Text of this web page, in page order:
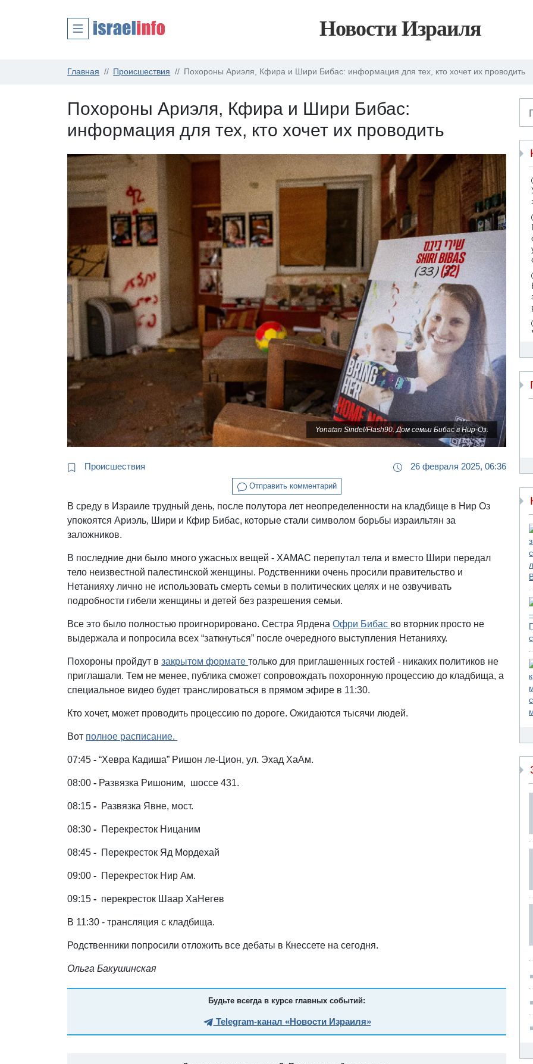
Новости Израиля
Главная Происшествия Похороны Ариэля, Кфира и Шири Бибас: информация для тех, кто хочет их проводить
Похороны Ариэля, Кфира и Шири Бибас:
информация для тех, кто хочет их проводить
Yonatan Sindel/Flash90. Дом семьи Бибас в Нир-Оз.
Происшествия 26 февраля 2025, 06:36
Отправить комментарий
В среду в Израиле трудный день, после полутора лет неопределенности на кладбище в Нир Оз
упокоятся Ариэль, Шири и Кфир Бибас, которые стали символом борьбы израильтян за
заложников.
В последние дни было много ужасных вещей - ХАМАС перепутал тела и вместо Шири передал
тело неизвестной палестинской женщины. Родственники очень просили правительство и
Нетанияху лично не использовать смерть семьи в политических целях и не озвучивать
подробности гибели женщины и детей без разрешения семьи.
Все это было полностью проигнорировано. Сестра ЯрденаОфри Бибас во вторник просто не
выдержала и попросила всех “заткнуться” после очередного выступления Нетанияху.
Похороны пройдут взакрытом форматетолько для приглашенных гостей - никаких политиков не
приглашали. Тем не менее, публика сможет сопровождать похоронную процессию до кладбища, а
специальное видео будет транслироваться в прямом эфире в 11:30.
Кто хочет, может проводить процессию по дороге. Ожидаются тысячи людей.
Вот полное расписание.
07:45 - “Хевра Кадиша” Ришон ле-Цион, ул. Эхад ХаАм.
08:00 - Развязка Ришоним, шоссе 431.
08:15 - Развязка Явне, мост.
08:30 - Перекресток Ницаним
08:45 - Перекресток Яд Мордехай
09:00 - Перекресток Нир Ам.
09:15 - перекресток Шаар ХаНегев
В 11:30 - трансляция с кладбища.
Родственники попросили отложить все дебаты в Кнессете на сегодня.
Ольга Бакушинская
Будьте всегда в курсе главных событий:
Telegram-канал «Новости Израиля»